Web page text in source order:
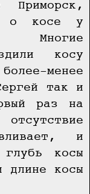
о косе у
Многие
косу
менее
так и
раз на
и
косы
длине косы